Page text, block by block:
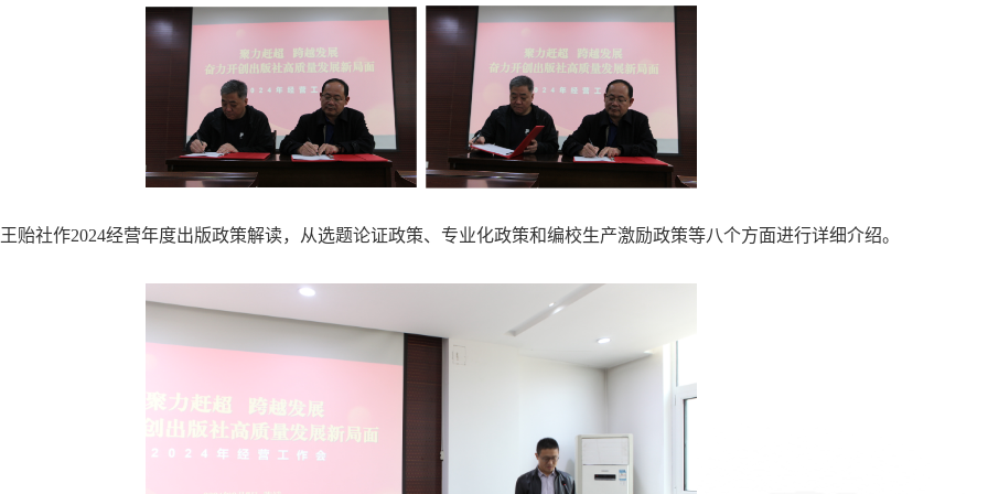
贻社作2024经营年度出版政策解读，从选题论证政策、专业化政策和编校生产激励政策等八个方面进行详细介绍。